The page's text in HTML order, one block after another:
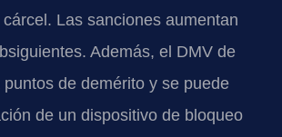
Las sanciones aumentan
Además, el DMV de
de demérito y se puede
de un dispositivo de bloqueo